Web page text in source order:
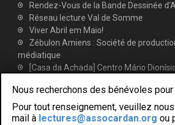
Rendez-Vous de la Bande Dessinée
Réseau lecture Val de Somme
Viver Abril em Maio!
Zébulon Amiens : Société de
médiatique
[Casa da Achada] Centro Mário
Nous recherchons des bénévoles
Pour tout renseignement, veuillez
mail à lectures@assocardan.org ou